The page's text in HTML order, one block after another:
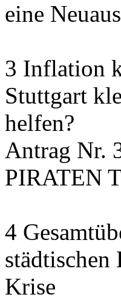
eine
3 Inflation
Stuttgart
helfen?
Antrag Nr.
PIRATEN
4
städtischen
Krise